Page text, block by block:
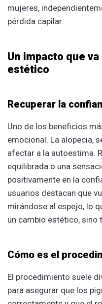
mujeres,
pérdida capilar.
Un impacto que
estético
Recuperar la
Uno de los beneficios
emocional. La alopecia,
afectar a la autoestima.
equilibrada o una
positivamente en la
usuarios destacan que
mirándose al espejo, lo
un cambio estético, sino
Cómo es el
El procedimiento suele
para asegurar que los